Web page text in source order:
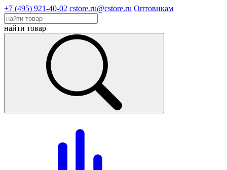
+7 (495) 921-40-02 cstore.ru@cstore.ru Оптовикам
найти товар